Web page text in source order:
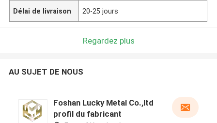
Délai de livraison 20-25 jours
Regardez plus
AU SUJET DE NOUS
Foshan Lucky Metal Co.,ltd
profil du fabricant